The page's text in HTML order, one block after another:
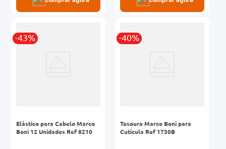
-43%
Elástico para Cabelo Marco
Boni 12 Unidades Ref 8210
-40%
Tesoura Marco Boni para
Cutícula Ref 1730B